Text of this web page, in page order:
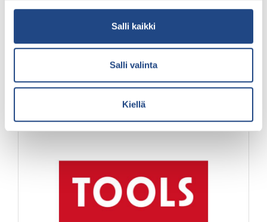
Salli kaikki
Salli valinta
Kiellä
Teknikum® industrial hoses and couplings, Teknikum® polymer